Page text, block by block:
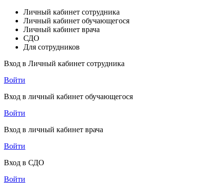
Личный кабинет сотрудника
Личный кабинет обучающегося
Личный кабинет врача
СДО
Для сотрудников
Вход в Личный кабинет сотрудника
Войти
Вход в личный кабинет обучающегося
Войти
Вход в личный кабинет врача
Войти
Вход в СДО
Войти